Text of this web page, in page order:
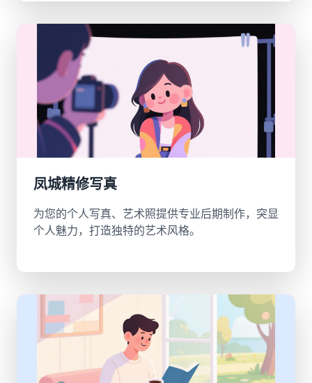
凤城精修写真
为您的个人写真、艺术照提供专业后期制作，突显
个人魅力，打造独特的艺术风格。